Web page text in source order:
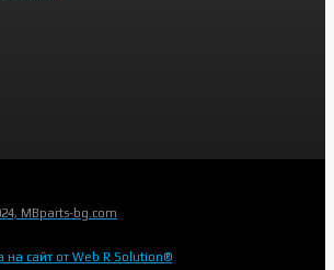
MBparts-bg.com
на сайт от Web R Solution®